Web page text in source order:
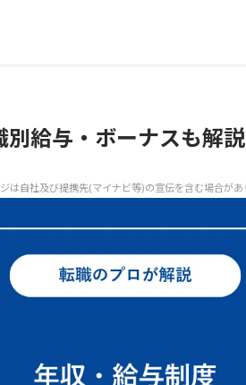
別給与・ボーナスも解説